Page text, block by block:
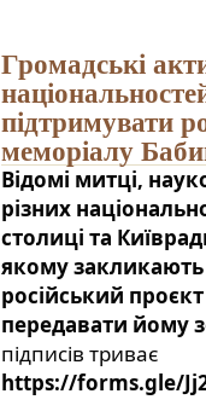
Громадські
підтримувати
меморіалу
Відомі митці,
різних
столиці та
якому
російський
передавати йому
підписів триває
https://forms.gle/